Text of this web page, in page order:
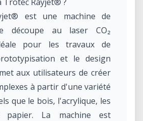
est une machine de
découpe au laser CO₂
pour les travaux de
et le design
aux utilisateurs de créer
à partir d'une variété
que le bois, l'acrylique, les
La machine est